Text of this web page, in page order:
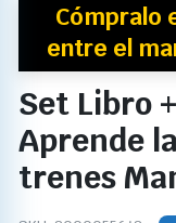
Cómpralo
entre el
Set Libro
Aprende
trenes